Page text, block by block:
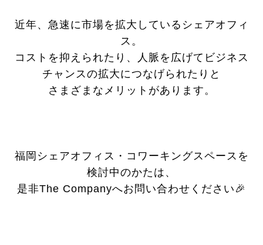
近年、急速に市場を拡大しているシェアオフィ
ス。
コストを抑えられたり、人脈を広げてビジネス
チャンスの拡大につなげられたりと
さまざまなメリットがあります。
福岡シェアオフィス・コワーキングスペースを
検討中のかたは、
是非The Companyへお問い合わせください🎉